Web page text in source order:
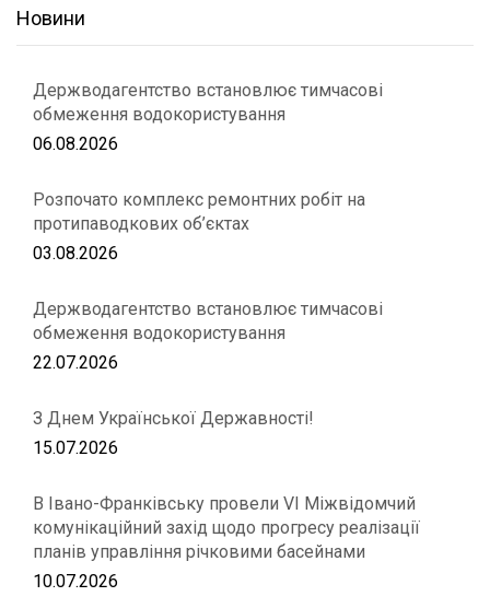
Новини
Держводагентство встановлює тимчасові
обмеження водокористування
06.08.2026
Розпочато комплекс ремонтних робіт на
протипаводкових об’єктах
03.08.2026
Держводагентство встановлює тимчасові
обмеження водокористування
22.07.2026
З Днем Української Державності!
15.07.2026
В Івано-Франківську провели VІ Міжвідомчий
комунікаційний захід щодо прогресу реалізації
планів управління річковими басейнами
10.07.2026